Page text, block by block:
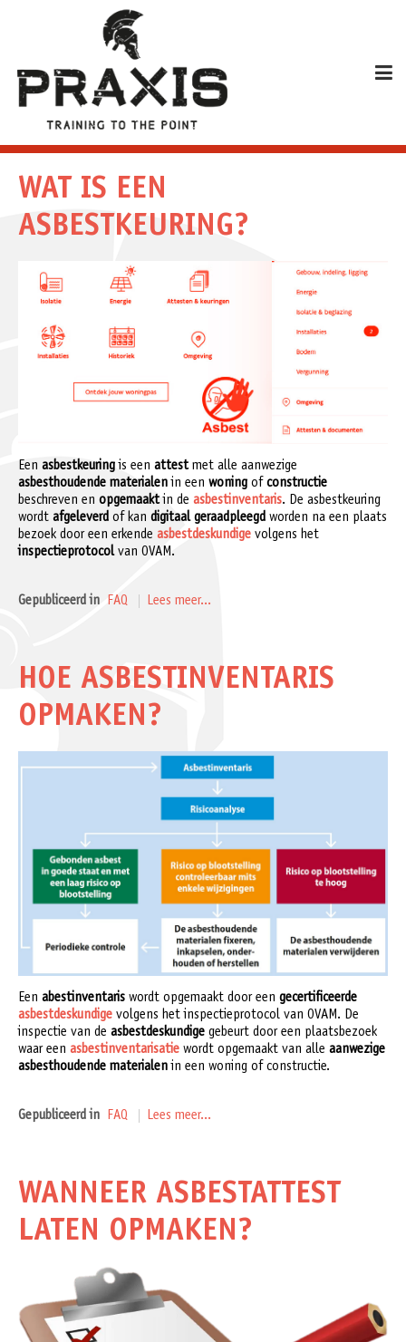
WAT IS EEN
ASBESTKEURING?
Een asbestkeuring is een attestmet alle aanwezige
asbesthoudende materialen in een woning of constructie
beschreven en opgemaaktin de asbestinventaris. De asbestkeuring
wordt afgeleverd of kan digitaal geraadpleegd worden na een plaats
bezoek door een erkende asbestdeskundige volgens het
inspectieprotocolvan OVAM.
Gepubliceerd in FAQ Lees meer...
HOE ASBESTINVENTARIS
OPMAKEN?
Een abestinventaris wordt opgemaakt door een gecertificeerde
asbestdeskundige volgens het inspectieprotocol van OVAM. De
inspectie van de asbestdeskundige gebeurt door een plaatsbezoek
waar een asbestinventarisatie wordt opgemaakt van alle aanwezige
asbesthoudende materialen in een woning of constructie.
Gepubliceerd in FAQ Lees meer...
WANNEER ASBESTATTEST
LATEN OPMAKEN?